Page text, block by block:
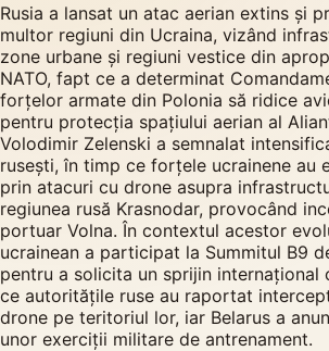
Rusia a lansat un atac aerian extins și
multor regiuni din Ucraina, vizând
zone urbane și regiuni vestice din
NATO, fapt ce a determinat
forțelor armate din Polonia să ridice
pentru protecția spațiului aerian al
Volodimir Zelenski a semnalat
rusești, în timp ce forțele ucrainene au
prin atacuri cu drone asupra
regiunea rusă Krasnodar, provocând
portuar Volna. În contextul acestor
ucrainean a participat la Summitul B9
pentru a solicita un sprijin internațional
ce autoritățile ruse au raportat
drone pe teritoriul lor, iar Belarus a
unor exerciții militare de antrenament.